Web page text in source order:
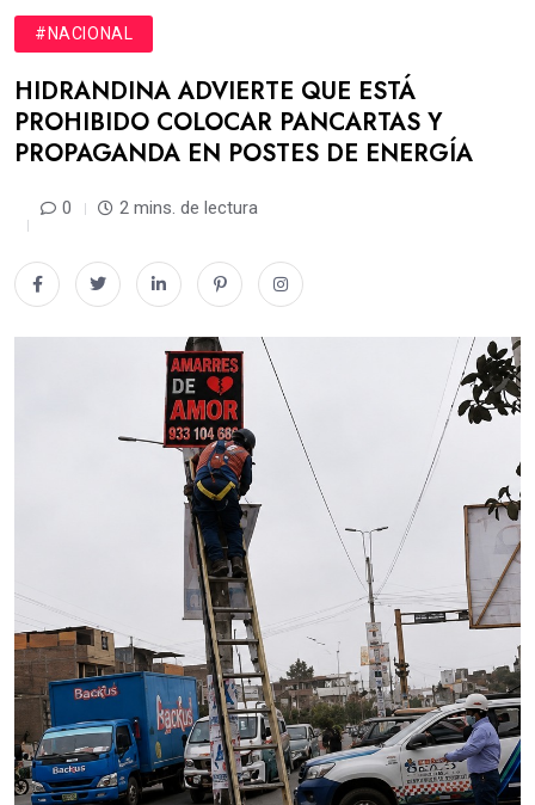
#NACIONAL
HIDRANDINA ADVIERTE QUE ESTÁ
PROHIBIDO COLOCAR PANCARTAS Y
PROPAGANDA EN POSTES DE ENERGÍA
0 2 mins. de lectura